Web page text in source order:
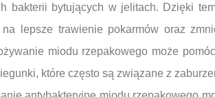
bakterii bytujących w jelitach. Dzięki
na lepsze trawienie pokarmów oraz
miodu rzepakowego może
które często są związane z